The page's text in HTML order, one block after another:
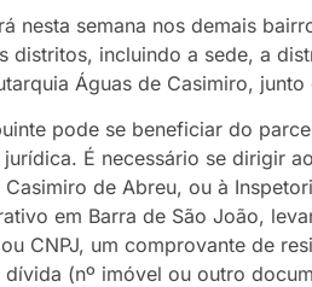
nesta semana nos demais
distritos, incluindo a sede, a
Águas de Casimiro,
pode se beneficiar do
É necessário se dirigir
de Abreu, ou à
em Barra de São João,
CNPJ, um comprovante de
(nº imóvel ou outro